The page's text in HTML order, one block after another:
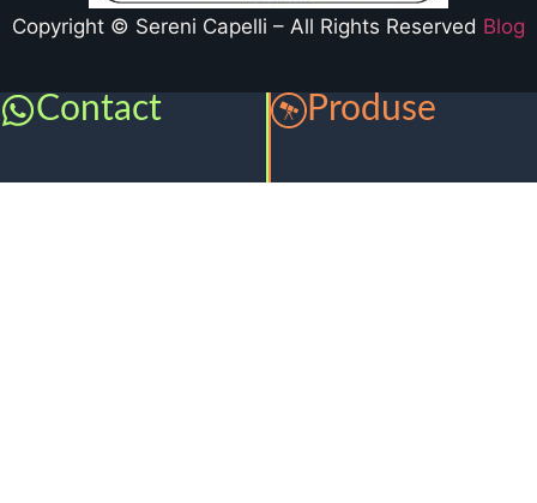
Copyright © Sereni Capelli – All Rights Reserved Blog
Contact Produse